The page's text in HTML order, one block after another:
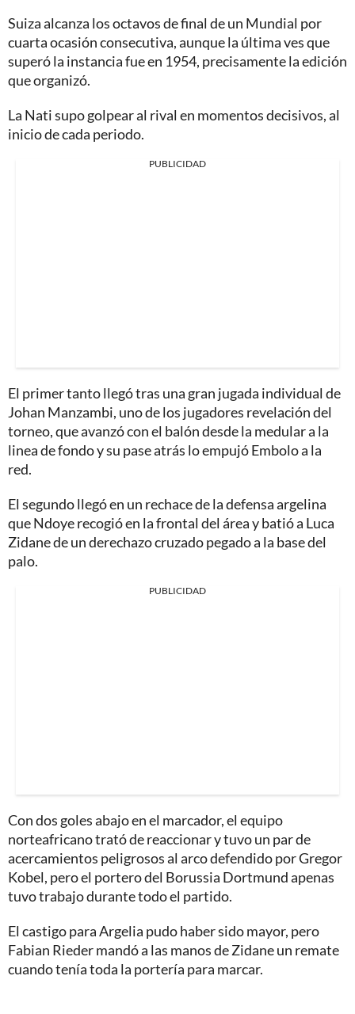
Suiza alcanza los octavos de final de un Mundial por
cuarta ocasión consecutiva, aunque la última ves que
superó la instancia fue en 1954, precisamente la edición
que organizó.
La Nati supo golpear al rival en momentos decisivos, al
inicio de cada periodo.
PUBLICIDAD
El primer tanto llegó tras una gran jugada individual de
Johan Manzambi, uno de los jugadores revelación del
torneo, que avanzó con el balón desde la medular a la
linea de fondo y su pase atrás lo empujó Embolo a la
red.
El segundo llegó en un rechace de la defensa argelina
que Ndoye recogió en la frontal del área y batió a Luca
Zidane de un derechazo cruzado pegado a la base del
palo.
PUBLICIDAD
Con dos goles abajo en el marcador, el equipo
norteafricano trató de reaccionar y tuvo un par de
acercamientos peligrosos al arco defendido por Gregor
Kobel, pero el portero del Borussia Dortmund apenas
tuvo trabajo durante todo el partido.
El castigo para Argelia pudo haber sido mayor, pero
Fabian Rieder mandó a las manos de Zidane un remate
cuando tenía toda la portería para marcar.